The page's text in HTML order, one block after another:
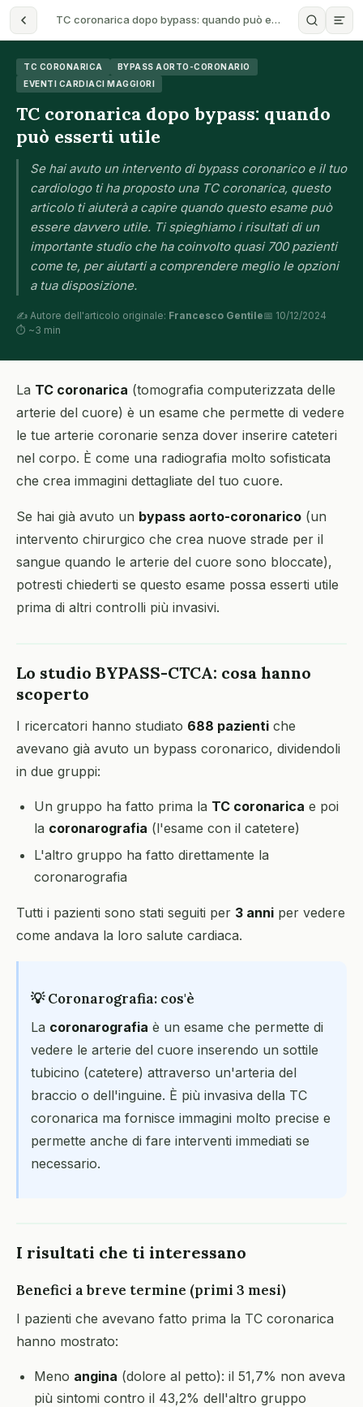
TC coronarica dopo bypass: quando può e…
TC CORONARICA
BYPASS AORTO-CORONARIO
EVENTI CARDIACI MAGGIORI
TC coronarica dopo bypass: quando
può esserti utile
Se hai avuto un intervento di bypass coronarico e il tuo
cardiologo ti ha proposto una TC coronarica, questo
articolo ti aiuterà a capire quando questo esame può
essere davvero utile. Ti spieghiamo i risultati di un
importante studio che ha coinvolto quasi 700 pazienti
come te, per aiutarti a comprendere meglio le opzioni
a tua disposizione.
✍️ Autore dell'articolo originale: Francesco Gentile📅 10/12/2024
⏱ ~3 min
La TC coronarica (tomografia computerizzata delle
arterie del cuore) è un esame che permette di vedere
le tue arterie coronarie senza dover inserire cateteri
nel corpo. È come una radiografia molto sofisticata
che crea immagini dettagliate del tuo cuore.
Se hai già avuto un bypass aorto-coronarico (un
intervento chirurgico che crea nuove strade per il
sangue quando le arterie del cuore sono bloccate),
potresti chiederti se questo esame possa esserti utile
prima di altri controlli più invasivi.
Lo studio BYPASS-CTCA: cosa hanno
scoperto
I ricercatori hanno studiato 688 pazienti che
avevano già avuto un bypass coronarico, dividendoli
in due gruppi:
Un gruppo ha fatto prima la TC coronarica e poi
la coronarografia (l'esame con il catetere)
L'altro gruppo ha fatto direttamente la
coronarografia
Tutti i pazienti sono stati seguiti per 3 anni per vedere
come andava la loro salute cardiaca.
💡 Coronarografia: cos'è
La coronarografia è un esame che permette di
vedere le arterie del cuore inserendo un sottile
tubicino (catetere) attraverso un'arteria del
braccio o dell'inguine. È più invasiva della TC
coronarica ma fornisce immagini molto precise e
permette anche di fare interventi immediati se
necessario.
I risultati che ti interessano
Benefici a breve termine (primi 3 mesi)
I pazienti che avevano fatto prima la TC coronarica
hanno mostrato:
Meno angina (dolore al petto): il 51,7% non aveva
più sintomi contro il 43,2% dell'altro gruppo